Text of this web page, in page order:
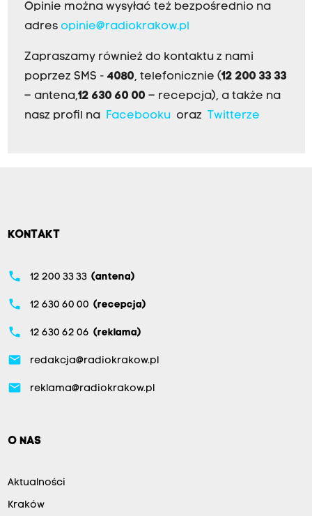
Opinie można wysyłać też bezpośrednio na
adres opinie@radiokrakow.pl
Zapraszamy również do kontaktu z nami
poprzez SMS - 4080, telefonicznie (12 200 33 33
– antena,12 630 60 00 – recepcja), a także na
nasz profil na
Facebookuoraz Twitterze
KONTAKT
phone 12 200 33 33 (antena)
phone 12 630 60 00 (recepcja)
phone 12 630 62 06 (reklama)
email redakcja@radiokrakow.pl
email reklama@radiokrakow.pl
O NAS
Aktualności
Kraków